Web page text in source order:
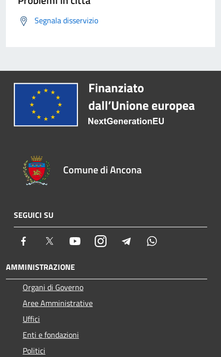
Segnala disservizio
Comune di Ancona
SEGUICI SU
Facebook Twitter YoutubeInstagram Telegram
AMMINISTRAZIONE
Organi di Governo
Aree Amministrative
Uffici
Enti e fondazioni
Politici